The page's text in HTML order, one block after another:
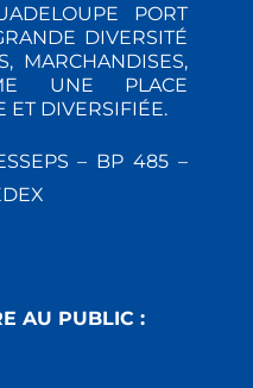
PORT
DIVERSITÉ
MARCHANDISES,
UNE PLACE
ET DIVERSIFIÉE.
– BP 485 –
AU PUBLIC :